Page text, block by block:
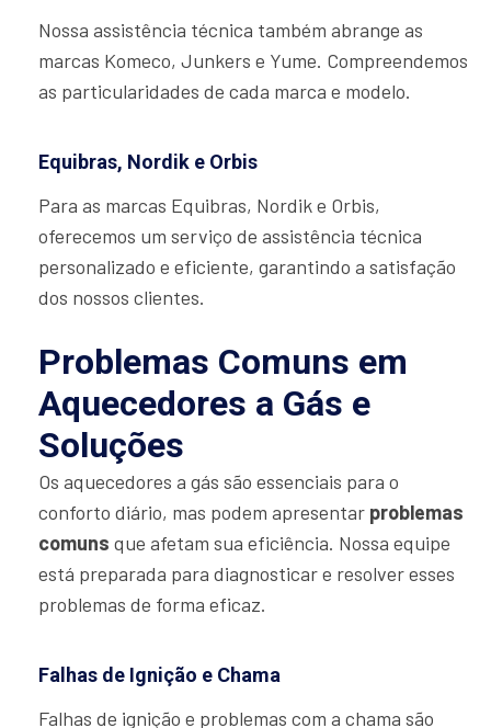
Nossa assistência técnica também abrange as
marcas Komeco, Junkers e Yume. Compreendemos
as particularidades de cada marca e modelo.
Equibras, Nordik e Orbis
Para as marcas Equibras, Nordik e Orbis,
oferecemos um serviço de assistência técnica
personalizado e eficiente, garantindo a satisfação
dos nossos clientes.
Problemas Comuns em
Aquecedores a Gás e
Soluções
Os aquecedores a gás são essenciais para o
conforto diário, mas podem apresentar problemas
comuns que afetam sua eficiência. Nossa equipe
está preparada para diagnosticar e resolver esses
problemas de forma eficaz.
Falhas de Ignição e Chama
Falhas de ignição e problemas com a chama são